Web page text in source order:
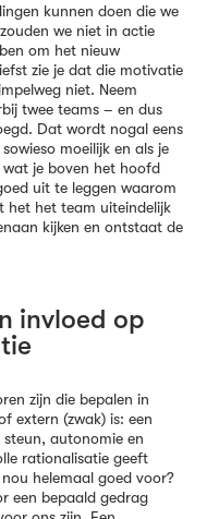
kunnen doen die we
we niet in actie
om het nieuw
zie je dat die motivatie
niet. Neem
twee teams – en dus
Dat wordt nogal eens
moeilijk en als je
wat je boven het hoofd
uit te leggen waarom
het het team uiteindelijk
kijken en ontstaat de
invloed op
zijn die bepalen in
extern (zwak) is: een
steun, autonomie en
rationalisatie geeft
helemaal goed voor?
een bepaald gedrag